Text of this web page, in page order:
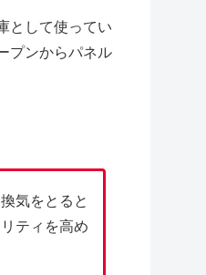
として使ってい
プンからパネル
気をとると
ティを高め